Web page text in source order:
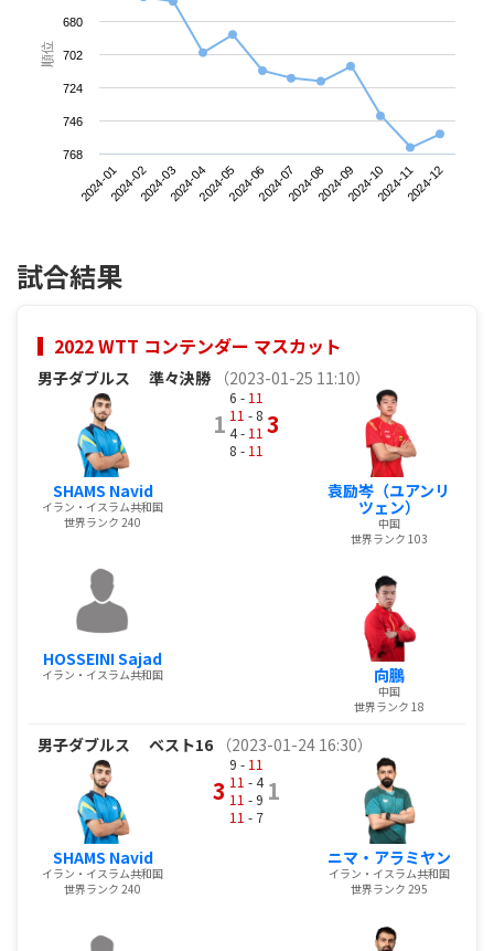
順位
2024-012024-022024-032024-042024-052024-062024-072024-082024-092024-102024-112024-12
680
702
724
746
768
試合結果
2022 WTT コンテンダー マスカット
男子ダブルス 準々決勝 （2023-01-25 11:10）
SHAMS Navid
イラン・イスラム共和国
世界ランク 240
HOSSEINI Sajad
イラン・イスラム共和国
1
6 - 11
11 - 8
4 - 11
8 - 11
3
袁励岑（ユアンリ
ツェン）
中国
世界ランク 103
向鵬
中国
世界ランク 18
男子ダブルス ベスト16 （2023-01-24 16:30）
SHAMS Navid
イラン・イスラム共和国
世界ランク 240
3
9 - 11
11 - 4
11 - 9
11 - 7
1
ニマ・アラミヤン
イラン・イスラム共和国
世界ランク 295